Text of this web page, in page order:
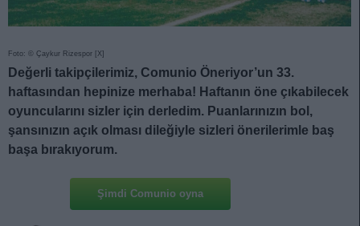
Foto: © Çaykur Rizespor [X]
Değerli takipçilerimiz, Comunio Öneriyor’un 33.
haftasından hepinize merhaba! Haftanın öne çıkabilecek
oyuncularını sizler için derledim. Puanlarınızın bol,
şansınızın açık olması dileğiyle sizleri önerilerimle baş
başa bırakıyorum.
Şimdi Comunio oyna